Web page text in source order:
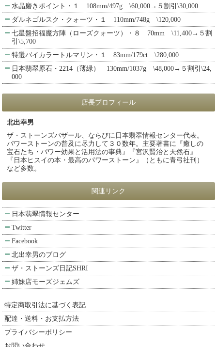
水晶磨きポイント・１ 108mm/497g \60,000→５割引\30,000
ダルネゴルスク・クォーツ・１ 110mm/748g \120,000
七星盤招福魔方陣（ローズクォーツ）・８ 70mm \11,400→５割
引\5,700
特選バイカラートルマリン・１ 83mm/179ct \280,000
日本翡翠原石・2214（薄緑） 130mm/1037g \48,000→５割引\24,
000
店長プロフィール
北出幸男
ザ・ストーンズバザール、ならびに日本翡翠情報センター代表。
パワーストーンの普及に尽力して３０数年。主要著書に『癒しの
宝石たち・パワー効果と活用法の事典』『宮沢賢治と天然石』
『日本ヒスイの本・最高のパワーストーン』（ともに青弓社刊）
など多数。
関連リンク
日本翡翠情報センター
Twitter
Facebook
北出幸男のブログ
ザ・ストーンズ日記SHRI
姉妹店モーズジェムズ
特定商取引法に基づく表記
配達・送料・お支払方法
プライバシーポリシー